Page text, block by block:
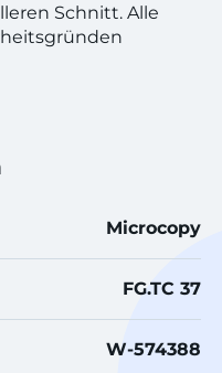
Schnitt. Alle
Microcopy
FG.TC 37
W-574388